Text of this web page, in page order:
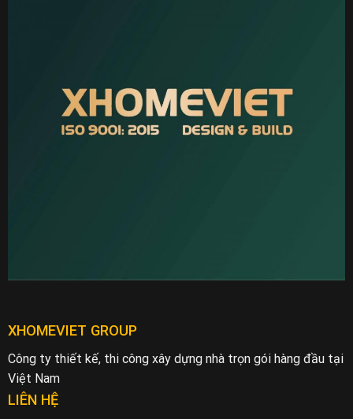
XHOMEVIET GROUP
Công ty thiết kế, thi công xây dựng nhà trọn gói hàng đầu tại
Việt Nam
LIÊN HỆ